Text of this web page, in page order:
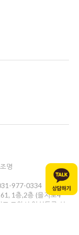
명
977-0334
1층,2층 (을지로4
고양시 일산동구 성